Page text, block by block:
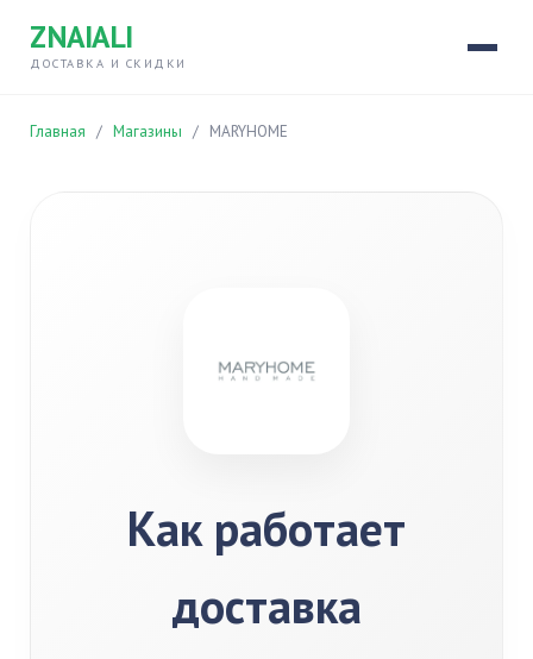
ZNAIALI
ДОСТАВКА И СКИДКИ
Главная / Магазины / MARYHOME
Как работает
доставка